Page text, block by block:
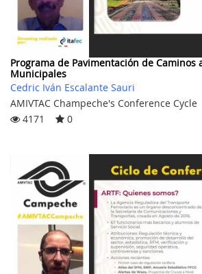
Programa de Pavimentación de Caminos
Municipales
Cedric Iván Escalante Sauri
AMIVTAC Champeche's Conference Cycle
4171
0